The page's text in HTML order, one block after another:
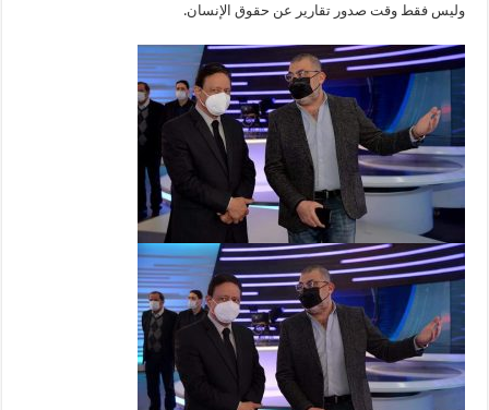
وليس فقط وقت صدور تقارير عن حقوق الإنسان.